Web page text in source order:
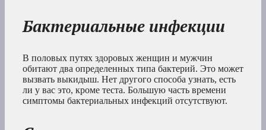
Бактериальные инфекции
В половых путях здоровых женщин и мужчин
обитают два определенных типа бактерий. Это может
вызвать выкидыш. Нет другого способа узнать, есть
ли у вас это, кроме теста. Большую часть времени
симптомы бактериальных инфекций отсутствуют.